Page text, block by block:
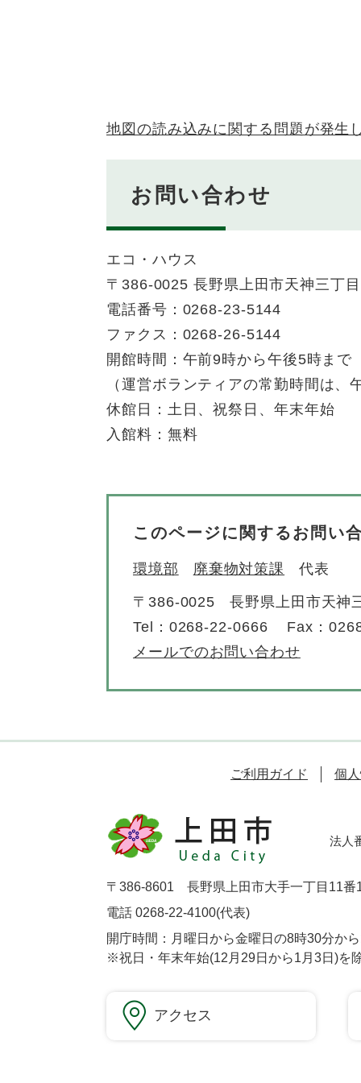
地図の読み込みに関する問題が発生
お問い合わせ
エコ・ハウス
〒386-0025 長野県上田市天神三丁
電話番号：0268-23-5144
ファクス：0268-26-5144
開館時間：午前9時から午後5時まで
（運営ボランティアの常勤時間は、
休館日：土日、祝祭日、年末年始
入館料：無料
このページに関するお問い
環境部 廃棄物対策課 代表
〒386-0025
長野県上田市天神
Tel：0268-22-0666
Fax：
メールでのお問い合わせ
ご利用ガイド 個
法人
〒386-8601 長野県上田市大手一丁目11番
電話 0268-22-4100(代表)
開庁時間：月曜日から金曜日の8時30分か
※祝日・年末年始(12月29日から1月3日)を
アクセス